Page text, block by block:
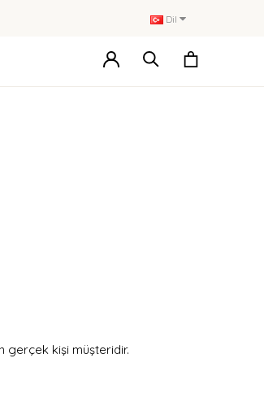
Dil
gerçek kişi müşteridir.